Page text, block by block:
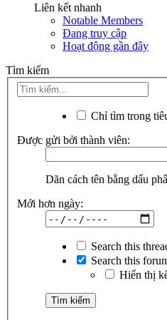
Liên kết nhanh
Notable Members
Đang truy cập
Hoạt động gần đây
Tìm kiếm
Chỉ tìm trong
Được gửi bởi thành viên:
Dãn cách tên bằng dấu
Mới hơn ngày:
Search this
Search this
Hiển thị